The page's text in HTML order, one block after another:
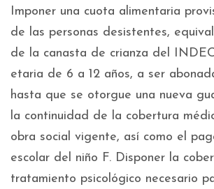
Imponer una cuota alimentaria
de las personas desistentes,
de la canasta de crianza del
etaria de 6 a 12 años, a ser
hasta que se otorgue una nueva
la continuidad de la cobertura
obra social vigente, así como el
escolar del niño F. Disponer la
tratamiento psicológico necesario